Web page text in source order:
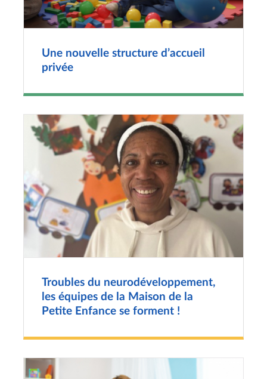
Une nouvelle structure d’accueil
privée
Troubles du neurodéveloppement,
les équipes de la Maison de la
Petite Enfance se forment !